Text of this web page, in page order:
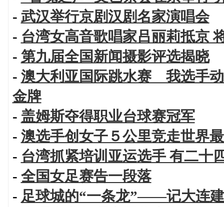
- 武汉举行京剧汉剧名家演唱会
- 台湾女高音歌唱家吕丽莉抵京
- 第九届全国新闻摄影评选揭晓
- 澳大利亚国际跳水赛 我选手
金牌
- 盖姆斯夺得职业台球赛冠军
- 澳选手创女子５公里竞走世界
- 台湾抓紧培训亚运选手 有二十
- 全国女足赛告一段落
- 足球城的“一条龙”——记大连